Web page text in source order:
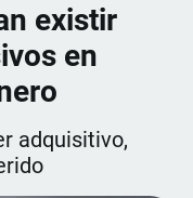
existir
en
adquisitivo,